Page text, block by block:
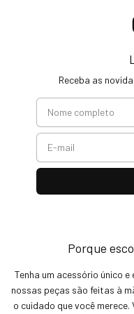
Receba as
Porque
Tenha um acessório único
nossas peças são feitas à
o cuidado que você